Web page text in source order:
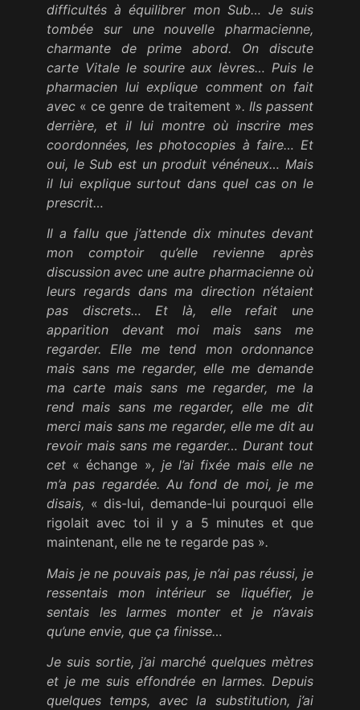
difficultés à équilibrer mon Sub… Je suis
tombée sur une nouvelle pharmacienne,
charmante de prime abord. On discute
carte Vitale le sourire aux lèvres… Puis le
pharmacien lui explique comment on fait
avec « ce genre de traitement ». Ils passent
derrière, et il lui montre où inscrire mes
coordonnées, les photocopies à faire… Et
oui, le Sub est un produit vénéneux… Mais
il lui explique surtout dans quel cas on le
prescrit…
Il a fallu que j’attende dix minutes devant
mon comptoir qu’elle revienne après
discussion avec une autre pharmacienne où
leurs regards dans ma direction n’étaient
pas discrets… Et là, elle refait une
apparition devant moi mais sans me
regarder. Elle me tend mon ordonnance
mais sans me regarder, elle me demande
ma carte mais sans me regarder, me la
rend mais sans me regarder, elle me dit
merci mais sans me regarder, elle me dit au
revoir mais sans me regarder… Durant tout
cet « échange », je l’ai fixée mais elle ne
m’a pas regardée. Au fond de moi, je me
disais, « dis-lui, demande-lui pourquoi elle
rigolait avec toi il y a 5 minutes et que
maintenant, elle ne te regarde pas ».
Mais je ne pouvais pas, je n’ai pas réussi, je
ressentais mon intérieur se liquéfier, je
sentais les larmes monter et je n’avais
qu’une envie, que ça finisse…
Je suis sortie, j’ai marché quelques mètres
et je me suis effondrée en larmes. Depuis
quelques temps, avec la substitution, j’ai